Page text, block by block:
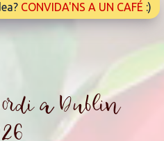
CONVIDA'NS A UN CAFÉ :)
a Dublin